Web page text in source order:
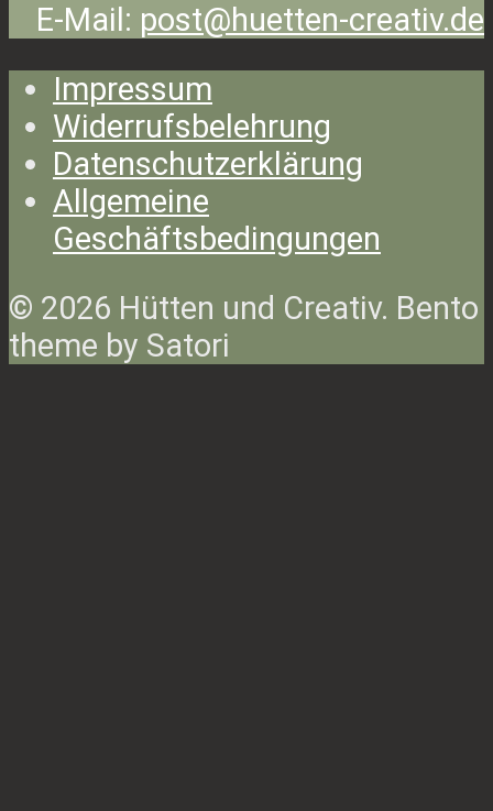
E-Mail: post@huetten-creativ.de
Impressum
Widerrufsbelehrung
Datenschutzerklärung
Allgemeine
Geschäftsbedingungen
© 2026 Hütten und Creativ. Bento
theme by Satori